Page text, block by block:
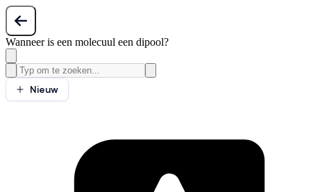
Wanneer is een molecuul een dipool?
Nieuw